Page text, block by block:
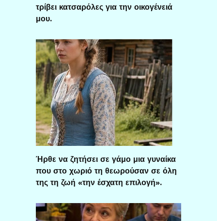
τρίβει κατσαρόλες για την οικογένειά
μου.
Ήρθε να ζητήσει σε γάμο μια γυναίκα
που στο χωριό τη θεωρούσαν σε όλη
της τη ζωή «την έσχατη επιλογή».